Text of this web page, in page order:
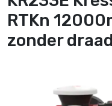
RTKn
zonder draad